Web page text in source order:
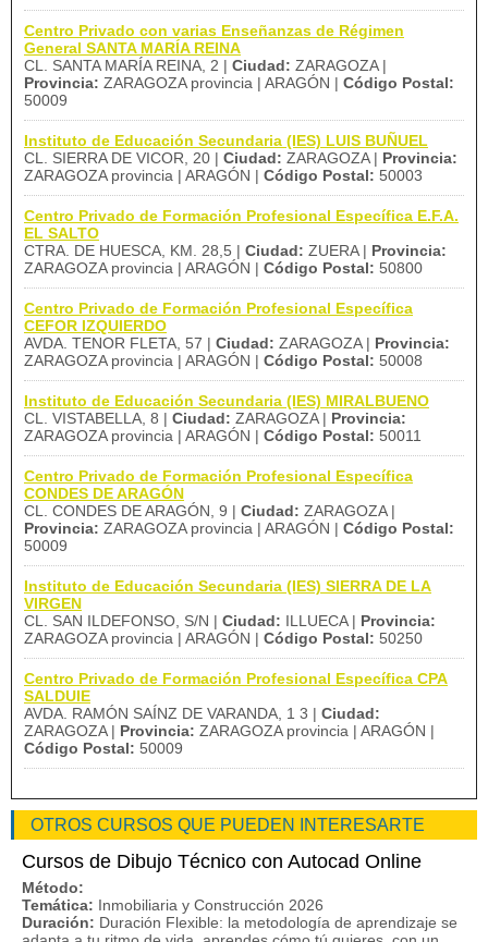
Centro Privado con varias Enseñanzas de Régimen
General SANTA MARÍA REINA
CL. SANTA MARÍA REINA, 2 | Ciudad: ZARAGOZA |
Provincia: ZARAGOZA provincia | ARAGÓN | Código Postal:
50009
Instituto de Educación Secundaria (IES) LUIS BUÑUEL
CL. SIERRA DE VICOR, 20 | Ciudad: ZARAGOZA | Provincia:
ZARAGOZA provincia | ARAGÓN | Código Postal: 50003
Centro Privado de Formación Profesional Específica E.F.A.
EL SALTO
CTRA. DE HUESCA, KM. 28,5 | Ciudad: ZUERA | Provincia:
ZARAGOZA provincia | ARAGÓN | Código Postal: 50800
Centro Privado de Formación Profesional Específica
CEFOR IZQUIERDO
AVDA. TENOR FLETA, 57 | Ciudad: ZARAGOZA | Provincia:
ZARAGOZA provincia | ARAGÓN | Código Postal: 50008
Instituto de Educación Secundaria (IES) MIRALBUENO
CL. VISTABELLA, 8 | Ciudad: ZARAGOZA | Provincia:
ZARAGOZA provincia | ARAGÓN | Código Postal: 50011
Centro Privado de Formación Profesional Específica
CONDES DE ARAGÓN
CL. CONDES DE ARAGÓN, 9 | Ciudad: ZARAGOZA |
Provincia: ZARAGOZA provincia | ARAGÓN | Código Postal:
50009
Instituto de Educación Secundaria (IES) SIERRA DE LA
VIRGEN
CL. SAN ILDEFONSO, S/N | Ciudad: ILLUECA | Provincia:
ZARAGOZA provincia | ARAGÓN | Código Postal: 50250
Centro Privado de Formación Profesional Específica CPA
SALDUIE
AVDA. RAMÓN SAÍNZ DE VARANDA, 1 3 | Ciudad:
ZARAGOZA | Provincia: ZARAGOZA provincia | ARAGÓN |
Código Postal: 50009
OTROS CURSOS QUE PUEDEN INTERESARTE
Cursos de Dibujo Técnico con Autocad Online
Método:
Temática: Inmobiliaria y Construcción 2026
Duración: Duración Flexible: la metodología de aprendizaje se